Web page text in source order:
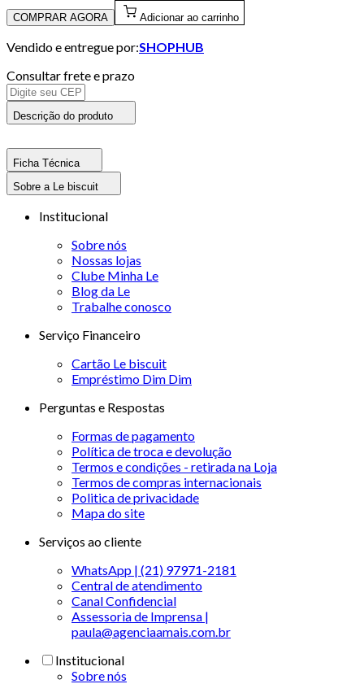
COMPRAR AGORA Adicionar ao carrinho
Vendido e entregue por:SHOPHUB
Consultar frete e prazo
Descrição do produto
Ficha Técnica
Sobre a Le biscuit
Institucional
Sobre nós
Nossas lojas
Clube Minha Le
Blog da Le
Trabalhe conosco
Serviço Financeiro
Cartão Le biscuit
Empréstimo Dim Dim
Perguntas e Respostas
Formas de pagamento
Política de troca e devolução
Termos e condições - retirada na Loja
Termos de compras internacionais
Politica de privacidade
Mapa do site
Serviços ao cliente
WhatsApp | (21) 97971-2181
Central de atendimento
Canal Confidencial
Assessoria de Imprensa |
paula@agenciaamais.com.br
Institucional
Sobre nós